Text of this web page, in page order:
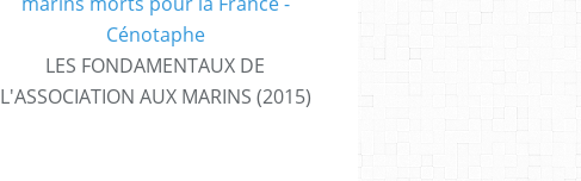
LES FONDAMENTAUX DE
L'ASSOCIATION AUX MARINS (2015)